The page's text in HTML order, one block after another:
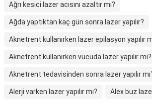
Ağrı kesici lazer acısını azaltır mı?
Ağda yaptıktan kaç gün sonra lazer yapılır?
Aknetrent kullanırken lazer epilasyon yapılır
Aknetrent kullanırken vücuda lazer yapılır mı?
Aknetrent tedavisinden sonra lazer yapılır
Alerji varken lazer yapılır mı? Alex buz